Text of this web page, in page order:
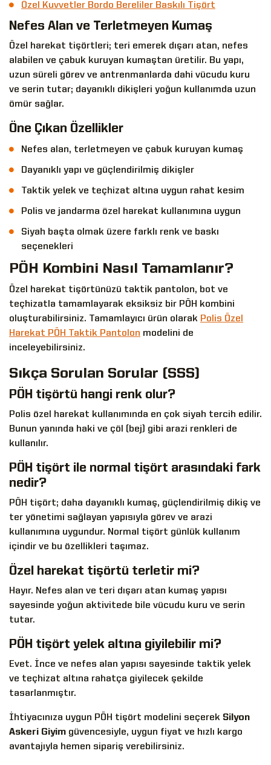
Özel Kuvvetler Bordo Bereliler Baskılı Tişört
Nefes Alan ve Terletmeyen Kumaş
Özel harekat tişörtleri; teri emerek dışarı atan, nefes
alabilen ve çabuk kuruyan kumaştan üretilir. Bu yapı,
uzun süreli görev ve antrenmanlarda dahi vücudu kuru
ve serin tutar; dayanıklı dikişleri yoğun kullanımda uzun
ömür sağlar.
Öne Çıkan Özellikler
Nefes alan, terletmeyen ve çabuk kuruyan kumaş
Dayanıklı yapı ve güçlendirilmiş dikişler
Taktik yelek ve teçhizat altına uygun rahat kesim
Polis ve jandarma özel harekat kullanımına uygun
Siyah başta olmak üzere farklı renk ve baskı
seçenekleri
PÖH Kombini Nasıl Tamamlanır?
Özel harekat tişörtünüzü taktik pantolon, bot ve
teçhizatla tamamlayarak eksiksiz bir PÖH kombini
oluşturabilirsiniz. Tamamlayıcı ürün olarak Polis Özel
Harekat PÖH Taktik Pantolon modelini de
inceleyebilirsiniz.
Sıkça Sorulan Sorular (SSS)
PÖH tişörtü hangi renk olur?
Polis özel harekat kullanımında en çok siyah tercih edilir.
Bunun yanında haki ve çöl (bej) gibi arazi renkleri de
kullanılır.
PÖH tişört ile normal tişört arasındaki fark
nedir?
PÖH tişört; daha dayanıklı kumaş, güçlendirilmiş dikiş ve
ter yönetimi sağlayan yapısıyla görev ve arazi
kullanımına uygundur. Normal tişört günlük kullanım
içindir ve bu özellikleri taşımaz.
Özel harekat tişörtü terletir mi?
Hayır. Nefes alan ve teri dışarı atan kumaş yapısı
sayesinde yoğun aktivitede bile vücudu kuru ve serin
tutar.
PÖH tişört yelek altına giyilebilir mi?
Evet. İnce ve nefes alan yapısı sayesinde taktik yelek
ve teçhizat altına rahatça giyilecek şekilde
tasarlanmıştır.
İhtiyacınıza uygun PÖH tişört modelini seçerek Silyon
Askeri Giyim güvencesiyle, uygun fiyat ve hızlı kargo
avantajıyla hemen sipariş verebilirsiniz.